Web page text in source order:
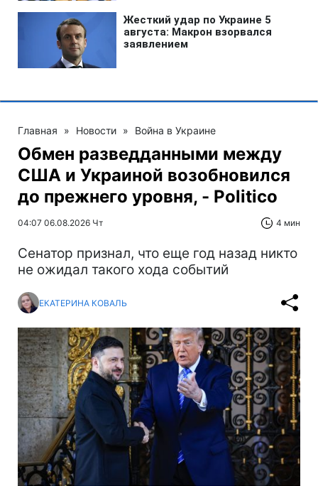
Главная » Новости » Война в Украине
Обмен разведданными между
США и Украиной возобновился
до прежнего уровня, - Politico
04:07 06.08.2026 Чт 4 мин
Сенатор признал, что еще год назад никто
не ожидал такого хода событий
ЕКАТЕРИНА КОВАЛЬ